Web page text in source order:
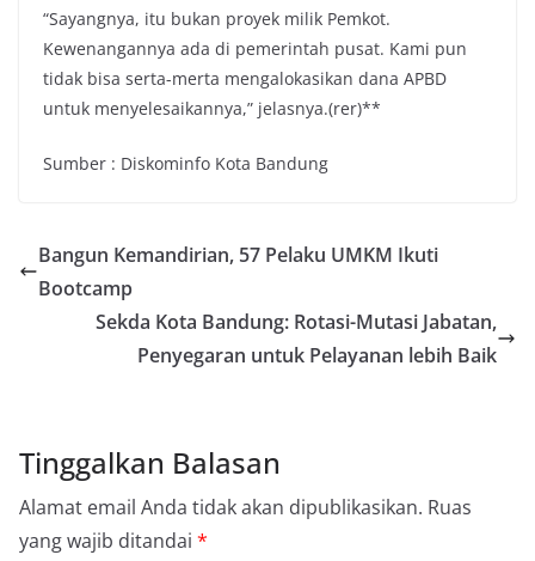
“Sayangnya, itu bukan proyek milik Pemkot.
Kewenangannya ada di pemerintah pusat. Kami pun
tidak bisa serta-merta mengalokasikan dana APBD
untuk menyelesaikannya,” jelasnya.(rer)**
Sumber : Diskominfo Kota Bandung
Bangun Kemandirian, 57 Pelaku UMKM Ikuti
Bootcamp
Sekda Kota Bandung: Rotasi-Mutasi Jabatan,
Penyegaran untuk Pelayanan lebih Baik
Tinggalkan Balasan
Alamat email Anda tidak akan dipublikasikan. Ruas
yang wajib ditandai *